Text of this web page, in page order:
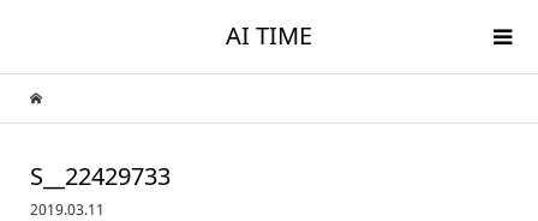
AI TIME
S__22429733
2019.03.11